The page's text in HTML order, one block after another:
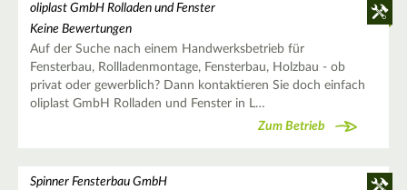
oliplast GmbH Rolladen und Fenster
Keine Bewertungen
Auf der Suche nach einem Handwerksbetrieb für
Fensterbau, Rollladenmontage, Fensterbau, Holzbau - ob
privat oder gewerblich? Dann kontaktieren Sie doch einfach
oliplast GmbH Rolladen und Fenster in L…
Zum Betrieb
Spinner Fensterbau GmbH